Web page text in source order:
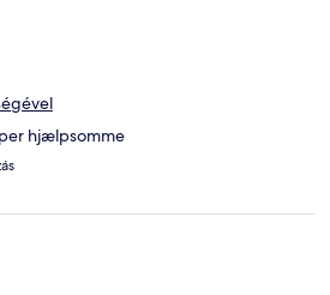
hjælpsomme